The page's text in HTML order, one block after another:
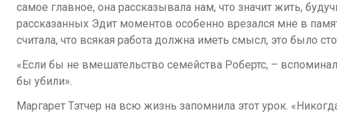
самое главное, она рассказывала нам, что значит жить,
рассказанных Эдит моментов особенно врезался мне в
считала, что всякая работа должна иметь смысл, это было
«Если бы не вмешательство семейства Робертс, –
бы убили».
Маргарет Тэтчер на всю жизнь запомнила этот урок.